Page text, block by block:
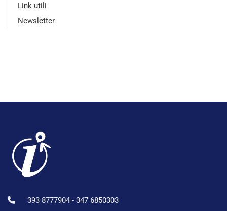
Link utili
Newsletter
393 8777904 - 347 6850303